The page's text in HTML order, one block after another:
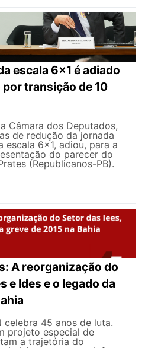
escala 6x1 é adiado
transição de 10
Câmara dos Deputados,
de redução da jornada
6x1, adiou, para a
do parecer do
(Republicanos-PB).
A reorganização do
e Ides e o legado da
celebra 45 anos de luta.
projeto especial de
a trajetória do